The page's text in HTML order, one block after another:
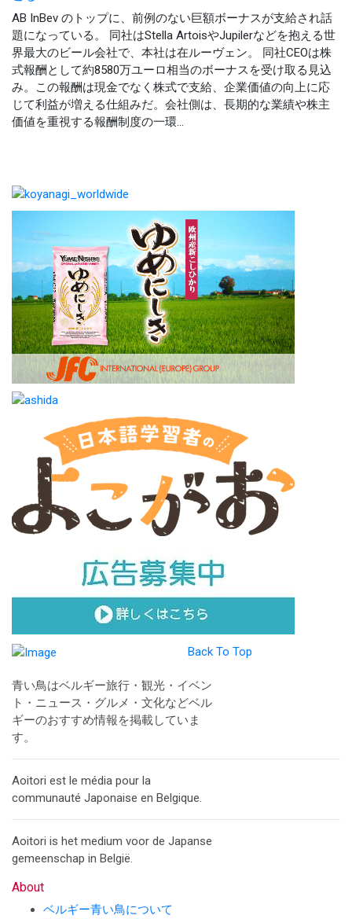
AB InBev のトップに、前例のない巨額ボーナスが支給され話
題になっている。 同社はStella ArtoisやJupilerなどを抱える世
界最大のビール会社で、本社は在ルーヴェン。 同社CEOは株
式報酬として約8580万ユーロ相当のボーナスを受け取る見込
み。この報酬は現金でなく株式で支給、企業価値の向上に応
じて利益が増える仕組みだ。会社側は、長期的な業績や株主
価値を重視する報酬制度の一環...
Back To Top
青い鳥はベルギー旅行・観光・イベン
ト・ニュース・グルメ・文化などベル
ギーのおすすめ情報を掲載していま
す。
Aoitori est le média pour la
communauté Japonaise en Belgique.
Aoitori is het medium voor de Japanse
gemeenschap in België.
About
ベルギー青い鳥について